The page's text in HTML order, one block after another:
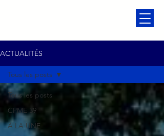
ACTUALITÉS
Tous les posts
CPME 39
À LA UNE
Tous les posts